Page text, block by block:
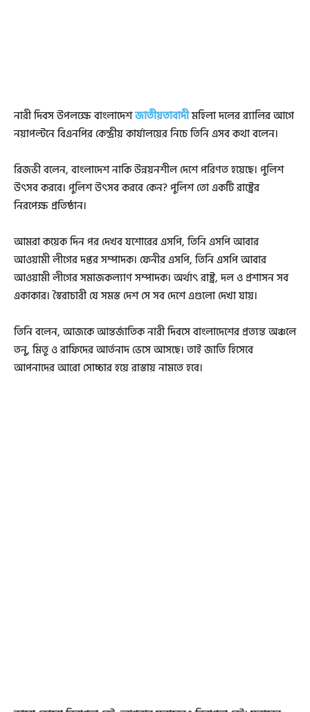
নারী দিবস উপলক্ষে বাংলাদেশজাতীয়তাবাদীমহিলা দলের র‌্যালির আগে
নয়াপল্টনে বিএনপির কেন্দ্রীয় কার্যালয়ের নিচে তিনি এসব কথা বলেন।
রিজভী বলেন, বাংলাদেশ নাকি উন্নয়নশীল দেশে পরিণত হয়েছে। পুলিশ
উৎসব করবে। পুলিশ উৎসব করবে কেন? পুলিশ তো একটি রাষ্ট্রের
নিরপেক্ষ প্রতিষ্ঠান।
আমরা কয়েক দিন পর দেখব যশোরের এসপি, তিনি এসপি আবার
আওয়ামী লীগের দপ্তর সম্পাদক। ফেনীর এসপি, তিনি এসপি আবার
আওয়ামী লীগের সমাজকল্যাণ সম্পাদক। অর্থাৎ রাষ্ট্র, দল ও প্রশাসন সব
একাকার। স্বৈরাচারী যে সমস্ত দেশ সে সব দেশে এগুলো দেখা যায়।
তিনি বলেন, আজকে আন্তর্জাতিক নারী দিবসে বাংলাদেশের প্রত্যন্ত অঞ্চলে
তনু, মিতু ও রাফিদের আর্তনাদ ভেসে আসছে। তাই জাতি হিসেবে
আপনাদের আরো সোচ্চার হয়ে রাস্তায় নামতে হবে।